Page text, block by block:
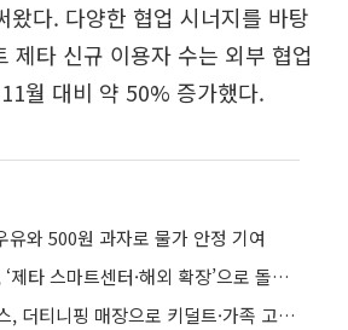
왔다. 다양한 협업 시너지를 바탕
제타 신규 이용자 수는 외부 협업
월 대비 약 50% 증가했다.
유와 500원 과자로 물가 안정 기여
차우철號 롯데마트, ‘제타 스마트센터·해외 확장’으로 돌파구 찾는다
롯데마트 토이저러스, 더티니핑 매장으로 키덜트·가족 고객 잡는다